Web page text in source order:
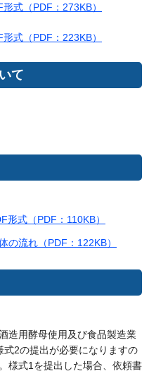
形式（PDF：273KB）
形式（PDF：223KB）
て
形式（PDF：110KB）
の流れ（PDF：122KB）
造用酵母使用及び食品製造業
2の提出が必要になりますの
様式1を提出した場合、依頼書